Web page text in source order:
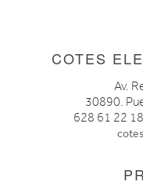
COTES
Av.
30890.
628 61 22